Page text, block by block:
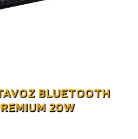
BLUETOOTH
20W